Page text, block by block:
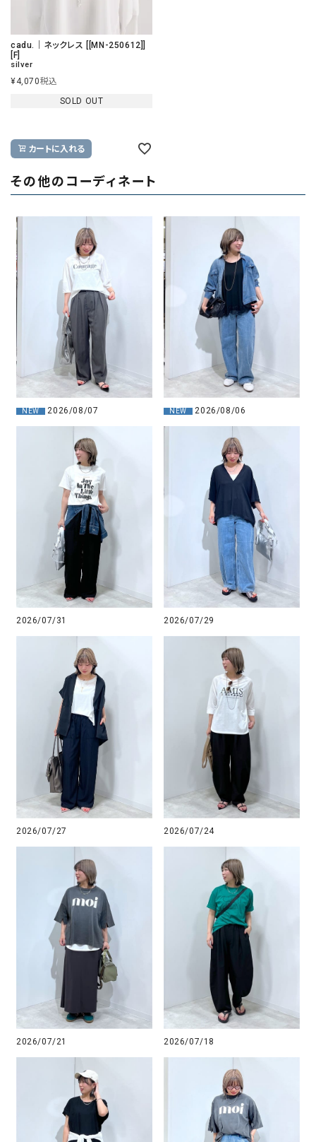
cadu.｜ネックレス [[MN-250612]]
[F]
silver
¥4,070税込
SOLD OUT
カートに入れる
その他のコーディネート
NEW 2026/08/07 NEW 2026/08/06
2026/07/31 2026/07/29
2026/07/27 2026/07/24
2026/07/21 2026/07/18